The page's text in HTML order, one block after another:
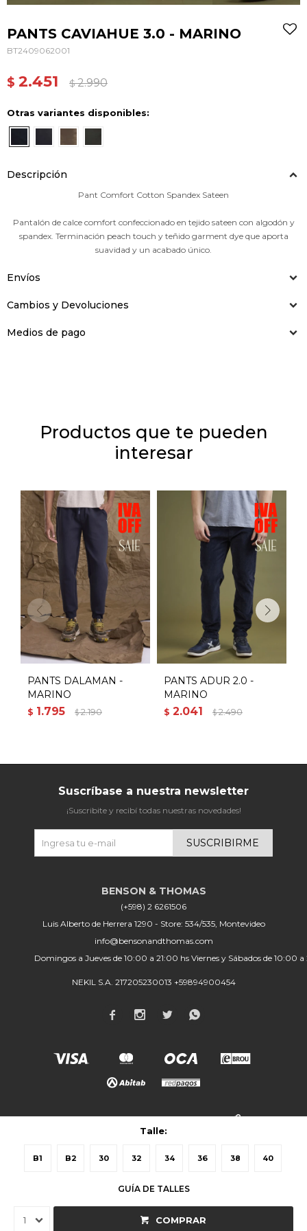
PANTS CAVIAHUE 3.0 - MARINO
BT2409062001
$ 2.451 $ 2.990
Otras variantes disponibles:
Talle:
B1 B2 30 32 34 36 38 40
GUÍA DE TALLES
1 COMPRAR
Descripción
Pant Comfort Cotton Spandex Sateen
Pantalón de calce comfort confeccionado en tejido sateen con algodón y
spandex. Terminación peach touch y teñido garment dye que aporta
suavidad y un acabado único.
Envíos
Cambios y Devoluciones
Medios de pago
Productos que te pueden
interesar
PANTS DALAMAN -
MARINO
$ 1.795 $ 2.190
PANTS ADUR 2.0 -
MARINO
$ 2.041 $ 2.490
(+598) 2 6261506
Luis Alberto de Herrera 1290 - Store: 534/535, Montevideo
info@bensonandthomas.com
Domingos a Jueves de 10:00 a 21:00 hs Viernes y Sábados de 10:00
NEKIL S.A. 217205230013 +59894900454
   
Suscríbase a nuestra newsletter
¡Suscribite y recibí todas nuestras novedades!
SUSCRIBIRME